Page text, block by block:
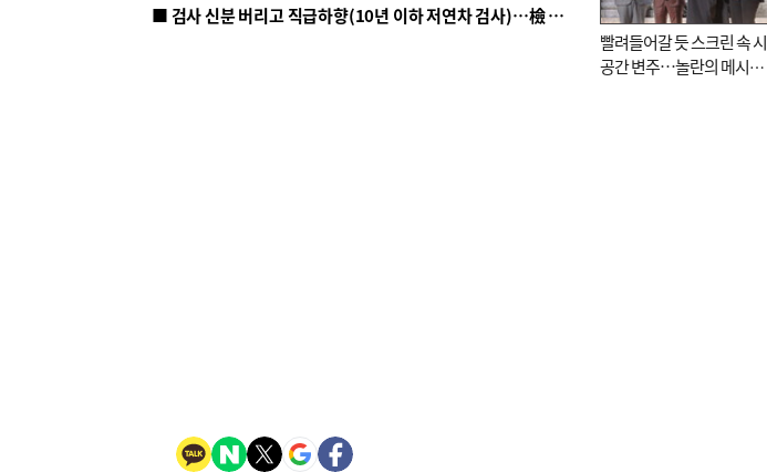
■ 검사 신분 버리고 직급하향(10년 이하 저연차 검사)…檢 중수청행 기피
빨려들어갈 듯 스크린 속 시
공간 변주…놀란의 메시지